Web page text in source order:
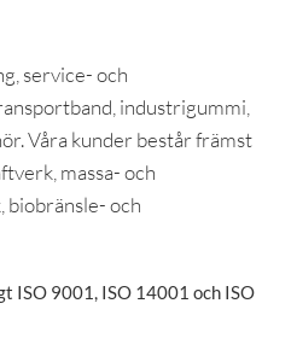
service- och
industrigummi,
Våra kunder består främst
massa- och
biobränsle- och
ISO 9001, ISO 14001 och ISO